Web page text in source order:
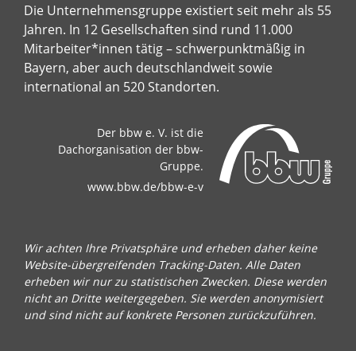
Die Unternehmensgruppe existiert seit mehr als 55
Jahren. In 12 Gesellschaften sind rund 11.000
Mitarbeiter*innen tätig – schwerpunktmäßig in
Bayern, aber auch deutschlandweit sowie
international an 520 Standorten.
Der bbw e. V. ist die
Dachorganisation der bbw-
Gruppe.
www.bbw.de/bbw-e-v
Wir achten Ihre Privatsphäre und erheben daher keine
Website-übergreifenden Tracking-Daten. Alle Daten
erheben wir nur zu statistischen Zwecken. Diese werden
nicht an Dritte weitergegeben. Sie werden anonymisiert
und sind nicht auf konkrete Personen zurückzuführen.